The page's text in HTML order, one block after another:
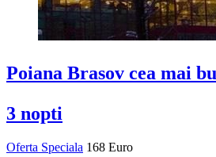
Poiana Brasov cea mai
3 nopti
Oferta Speciala 168 Euro